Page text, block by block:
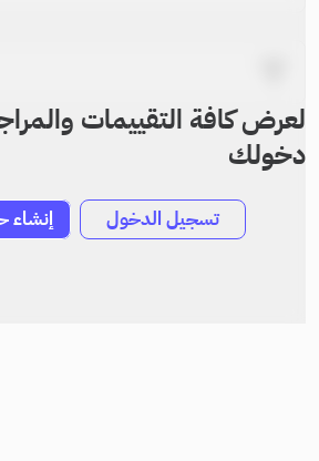
لعرض كافة التقييمات
دخولك
تسجيل الدخول